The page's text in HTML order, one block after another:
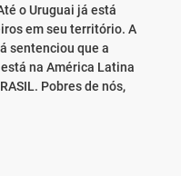
o Uruguai já está
em seu território. A
sentenciou que a
na América Latina
Pobres de nós,